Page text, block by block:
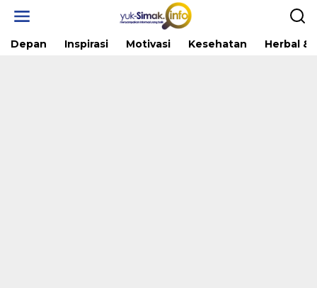
Depan Inspirasi Motivasi Kesehatan Herbal &